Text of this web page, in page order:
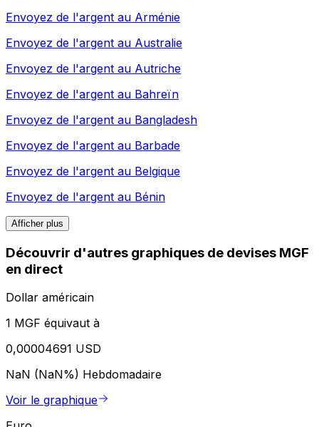
Envoyez de l'argent au Arménie
Envoyez de l'argent au Australie
Envoyez de l'argent au Autriche
Envoyez de l'argent au Bahreïn
Envoyez de l'argent au Bangladesh
Envoyez de l'argent au Barbade
Envoyez de l'argent au Belgique
Envoyez de l'argent au Bénin
Afficher plus
Découvrir d'autres graphiques de devises MGF
en direct
Dollar américain
1 MGF équivaut à
0,00004691 USD
NaN (NaN%) Hebdomadaire
Voir le graphique